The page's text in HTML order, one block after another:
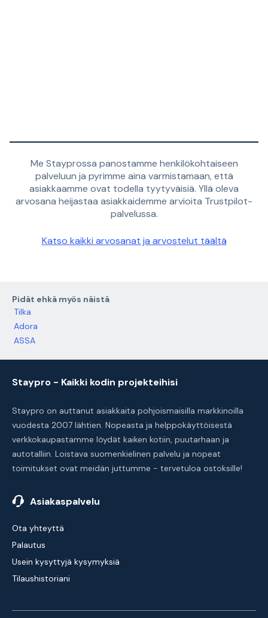
Me Stayprossa panostamme henkilökohtaiseen
palveluun ja pyrimme aina varmistamaan, että
asiakkaamme ovat todella tyytyväisiä. Yllä oleva
arvosana heijastaa asiakkaidemme arvioita Trustpilot-
palvelussa.
Katso kaikki arvosanat ja arvostelut täältä
Pidät ehkä myös näistä
Tilka
Adora
ASSA
Staypro - Kaikki kodin projekteihisi
Staypro on auttanut asiakkaita pohjoismaisilla markkinoilla
vuodesta 2007 lähtien. Nopeasta ja helppokäyttöisestä
verkkokaupastamme löydät kaiken kotiin, puutarhaan ja
autotalliin. Loistava suomenkielinen palvelu ja nopeat
toimitukset ovat meidän juttumme - tervetuloa ostoksille!
Asiakaspalvelu
Ota yhteyttä
Palautus
Usein kysyttyjä kysymyksiä
Tilaushistoriani